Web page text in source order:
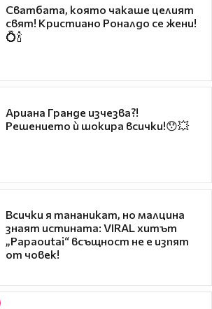
Сватбата, която чакаше целият
свят! Кристиано Роналдо се жени!
💍🍾
Ариана Гранде изчезва?!
Решението ѝ шокира всички!😯💥
Всички я тананикат, но малцина
знаят истината: VIRAL хитът
„Papaoutai“ всъщност не е изпят
от човек!